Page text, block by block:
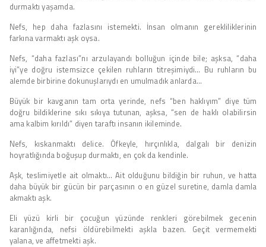
durmaktı yaşamda.
Nefs, hep daha fazlasını istemekti. İnsan olmanın gerekliliklerinin
farkına varmaktı aşk oysa.
Nefs, “daha fazlası”nı arzulayandı bolluğun içinde bile; aşksa, “daha
iyi”ye doğru istemsizce çekilen ruhların titreşimiydi… Bu ruhların bu
alemde birbirine dokunuşlarıydı en umulmadık anlarda…
Büyük bir kavganın tam orta yerinde, nefs “ben haklıyım” diye tüm
doğru bildiklerine sıkı sıkıya tutunan, aşksa, “sen de haklı olabilirsin
ama kalbim kırıldı” diyen taraftı insanın ikileminde.
Nefs, kıskanmaktı delice. Öfkeyle, hırçınlıkla, dalgalı bir denizin
hoyratlığında boğuşup durmaktı, en çok da kendinle.
Aşk, teslimiyetle ait olmaktı… Ait olduğunu bildiğin bir ruhun, ve hatta
daha büyük bir gücün bir parçasının o en güzel suretine, damla damla
akmaktı aşk.
Eli yüzü kirli bir çocuğun yüzünde renkleri görebilmek gecenin
karanlığında, nefsi öldürebilmekti aşkla bazen. Geçit vermemekti
yalana, ve affetmekti aşk.